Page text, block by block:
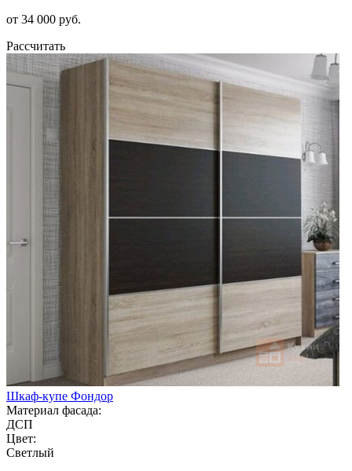
от 34 000 руб.
Рассчитать
Шкаф-купе Фондор
Материал фасада:
ДСП
Цвет:
Светлый